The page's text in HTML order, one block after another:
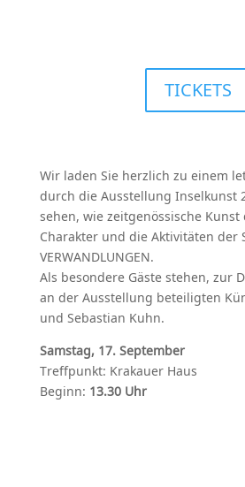
TICKETS
Wir laden Sie herzlich zu einem
durch die Ausstellung Inselkunst
sehen, wie zeitgenössische Kunst
Charakter und die Aktivitäten der
VERWANDLUNGEN.
Als besondere Gäste stehen, zur
an der Ausstellung beteiligten
und Sebastian Kuhn.
Samstag, 17. September
Treffpunkt: Krakauer Haus
Beginn: 13.30 Uhr